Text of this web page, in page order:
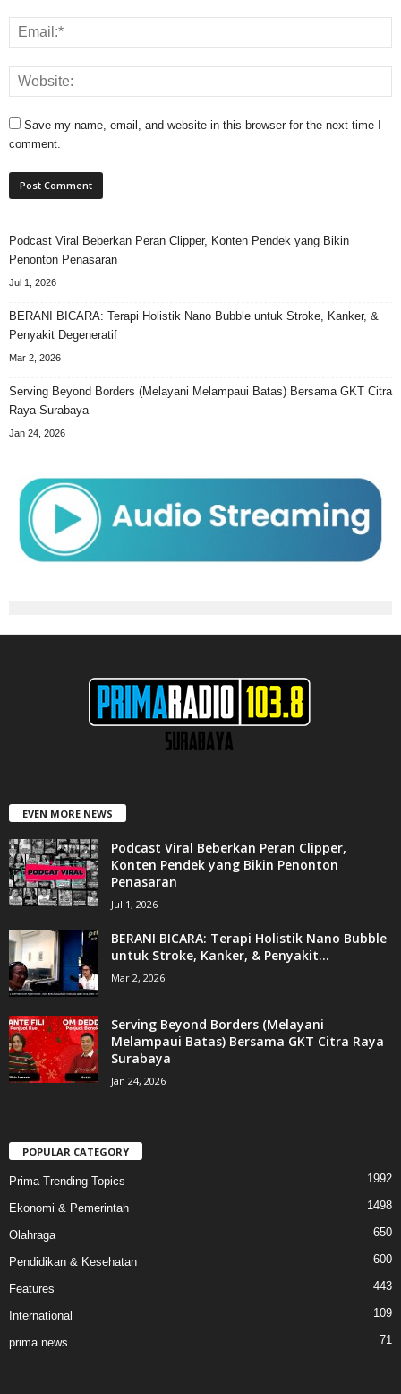
Save my name, email, and website in this browser for the next time I
comment.
Podcast Viral Beberkan Peran Clipper, Konten Pendek yang Bikin
Penonton Penasaran
Jul 1, 2026
BERANI BICARA: Terapi Holistik Nano Bubble untuk Stroke, Kanker, &
Penyakit Degeneratif
Mar 2, 2026
Serving Beyond Borders (Melayani Melampaui Batas) Bersama GKT Citra
Raya Surabaya
Jan 24, 2026
EVEN MORE NEWS
Podcast Viral Beberkan Peran Clipper,
Konten Pendek yang Bikin Penonton
Penasaran
Jul 1, 2026
BERANI BICARA: Terapi Holistik Nano Bubble
untuk Stroke, Kanker, & Penyakit...
Mar 2, 2026
Serving Beyond Borders (Melayani
Melampaui Batas) Bersama GKT Citra Raya
Surabaya
Jan 24, 2026
POPULAR CATEGORY
Prima Trending Topics 1992
Ekonomi & Pemerintah 1498
Olahraga 650
Pendidikan & Kesehatan 600
Features 443
International 109
prima news 71